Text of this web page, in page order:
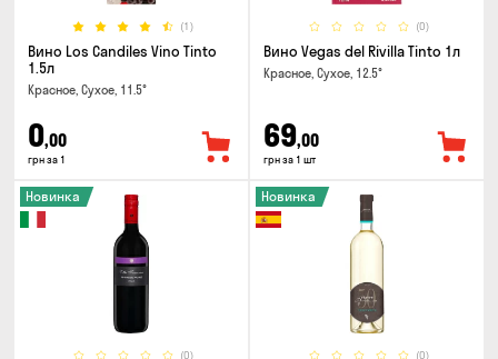
(1)
Вино Los Candiles Vino Tinto
1.5л
Красное, Сухое, 11.5°
0,00
грн за 1
(0)
Вино Vegas del Rivilla Tinto 1л
Красное, Сухое, 12.5°
69,00
грн за 1 шт
(0)
Новинка
(0)
Новинка